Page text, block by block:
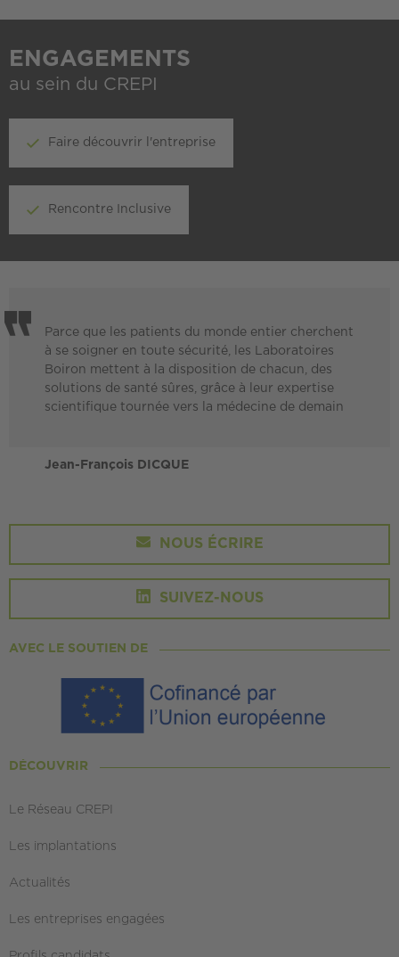
ENGAGEMENTS
au sein du CREPI
Faire découvrir l'entreprise
Rencontre Inclusive
Parce que les patients du monde entier cherchent
à se soigner en toute sécurité, les Laboratoires
Boiron mettent à la disposition de chacun, des
solutions de santé sûres, grâce à leur expertise
scientifique tournée vers la médecine de demain
Jean-François DICQUE
NOUS ÉCRIRE
SUIVEZ-NOUS
AVEC LE SOUTIEN DE
DÉCOUVRIR
Le Réseau CREPI
Les implantations
Actualités
Les entreprises engagées